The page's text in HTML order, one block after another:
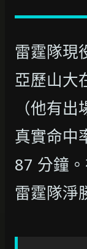
雷霆隊現
亞歷山大
（他有
真實命中
87 分鐘
雷霆隊淨